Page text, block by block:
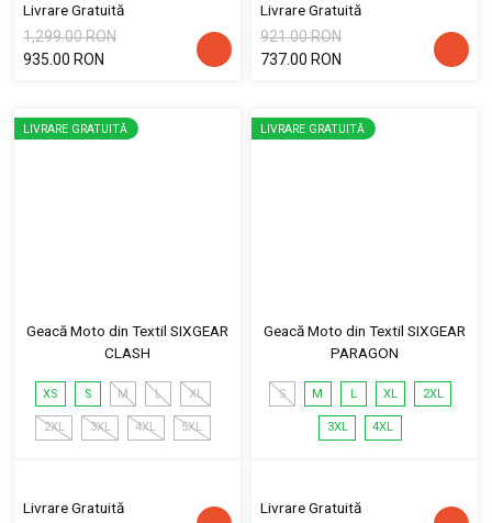
Livrare Gratuită
1,299.00 RON
935.00 RON
Livrare Gratuită
921.00 RON
737.00 RON
LIVRARE GRATUITĂ
Geacă Moto din Textil SIXGEAR
CLASH
XS S M L XL
2XL 3XL 4XL 5XL
Livrare Gratuită
LIVRARE GRATUITĂ
Geacă Moto din Textil SIXGEAR
PARAGON
S M L XL 2XL
3XL 4XL
Livrare Gratuită